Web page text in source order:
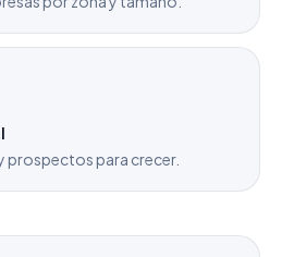
prospectos para crecer.